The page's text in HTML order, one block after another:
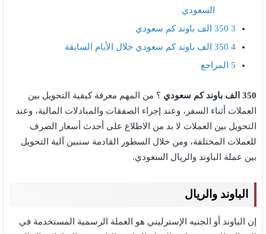
السعودي
3
4
5 المراجع
350 الف باوند كم سعودي
؟ من المهم معرفة كيفية التحويل بين
العملات أثناء السفر، وعند إجراء الصفقات والمبادلات المالية، وعند
التحويل بين العملات لا بد من الاطلاع على أحدث أسعار الصرف
للعملات المختلفة، ومن خلال السطور القادمة سنبين آلية التحويل
بين عملة الباوند والريال السعودي.
الباوند والريال
إن الباوند أو الجنيه الإسترليني هو العملة الرسمية المستخدمة في